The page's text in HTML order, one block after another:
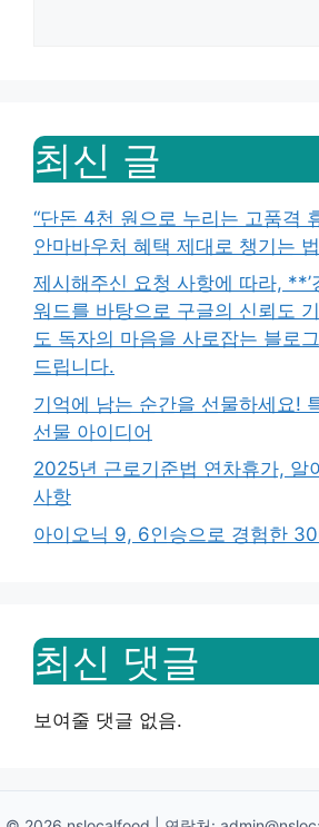
최신 글
“단돈 4천 원으로 누리는 고품격
안마바우처 혜택 제대로 챙기는
제시해주신 요청 사항에 따라, **’
워드를 바탕으로 구글의 신뢰도
도 독자의 마음을 사로잡는 블로
드립니다.
기억에 남는 순간을 선물하세요!
선물 아이디어
2025년 근로기준법 연차휴가, 알
사항
아이오닉 9, 6인승으로 경험한
최신 댓글
보여줄 댓글 없음.